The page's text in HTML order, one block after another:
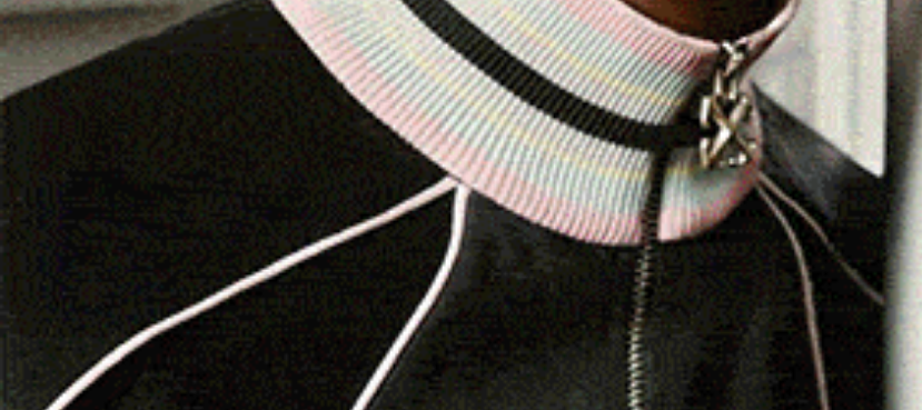
Attualmente risultano ancora in attesa di intervento oltre 150 richieste per il Comando di Sassari, circa
120 per quello di Nuoro, circa 60 per Cagliari e 25 per il Comando di Oristano. Le Sale operative stanno
provvedendo all’invio delle squadre in base alla priorità di soccorso.